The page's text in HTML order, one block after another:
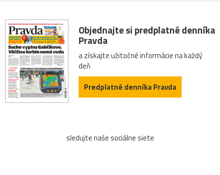
Objednajte si predplatné denníka
Pravda
a získajte užitočné informácie na každý
deň
Predplatné denníka Pravda
sledujte naše sociálne siete